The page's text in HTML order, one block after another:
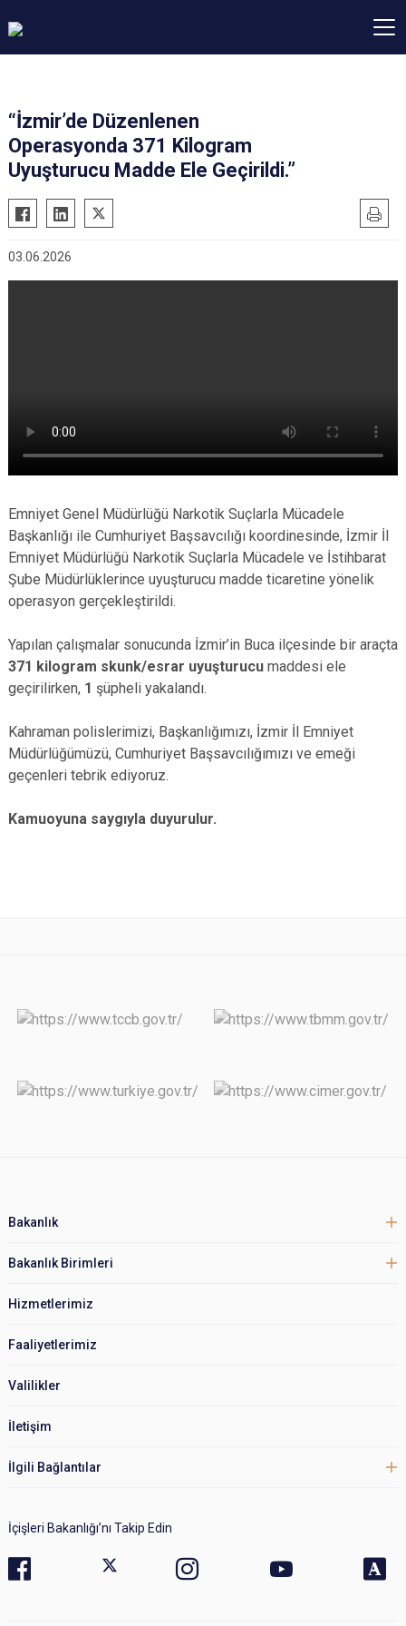
“İzmir’de Düzenlenen
Operasyonda 371 Kilogram
Uyuşturucu Madde Ele Geçirildi.”
03.06.2026
Emniyet Genel Müdürlüğü Narkotik Suçlarla Mücadele
Başkanlığı ile Cumhuriyet Başsavcılığı koordinesinde, İzmir İl
Emniyet Müdürlüğü Narkotik Suçlarla Mücadele ve İstihbarat
Şube Müdürlüklerince uyuşturucu madde ticaretine yönelik
operasyon gerçekleştirildi.
Yapılan çalışmalar sonucunda İzmir’in Buca ilçesinde bir araçta
371 kilogram skunk/esrar uyuşturucu maddesi ele
geçirilirken, 1 şüpheli yakalandı.
Kahraman polislerimizi, Başkanlığımızı, İzmir İl Emniyet
Müdürlüğümüzü, Cumhuriyet Başsavcılığımızı ve emeği
geçenleri tebrik ediyoruz.
Kamuoyuna saygıyla duyurulur.
Bakanlık
Bakanlık Birimleri
Hizmetlerimiz
Faaliyetlerimiz
Valilikler
İletişim
İlgili Bağlantılar
İçişleri Bakanlığı’nı Takip Edin